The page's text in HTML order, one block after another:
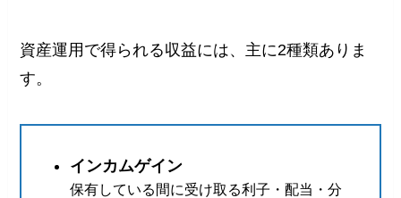
資産運用で得られる収益には、主に2種類ありま
す。
インカムゲイン
保有している間に受け取る利子・配当・分